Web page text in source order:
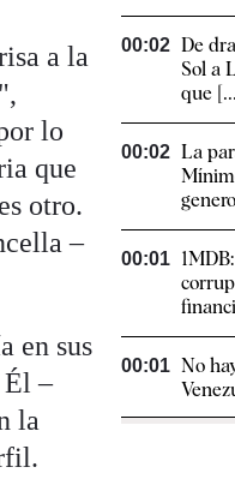
a la
lo
que
es otro.
–
en sus
Él –
la
00:02 De
Sol a
que
00:02 La
00:01
00:01 No